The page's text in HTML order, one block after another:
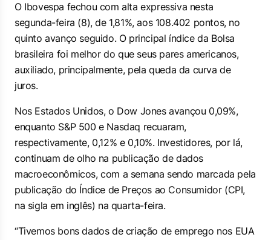
O Ibovespa fechou com alta expressiva nesta
segunda-feira (8), de 1,81%, aos 108.402 pontos, no
quinto avanço seguido. O principal índice da Bolsa
brasileira foi melhor do que seus pares americanos,
auxiliado, principalmente, pela queda da curva de
juros.
Nos Estados Unidos, o Dow Jones avançou 0,09%,
enquanto S&P 500 e Nasdaq recuaram,
respectivamente, 0,12% e 0,10%. Investidores, por lá,
continuam de olho na publicação de dados
macroeconômicos, com a semana sendo marcada pela
publicação do Índice de Preços ao Consumidor (CPI,
na sigla em inglês) na quarta-feira.
“Tivemos bons dados de criação de emprego nos EUA